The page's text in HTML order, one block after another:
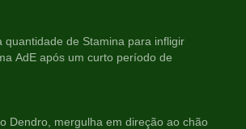
AdE após um curto período de
Dendro, mergulha em direção ao chão